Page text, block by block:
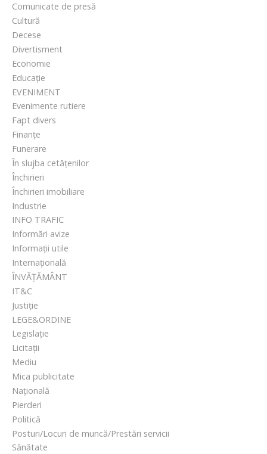
Comunicate de presă
Cultură
Decese
Divertisment
Economie
Educație
EVENIMENT
Evenimente rutiere
Fapt divers
Finanțe
Funerare
În slujba cetățenilor
Închirieri
Închirieri imobiliare
Industrie
INFO TRAFIC
Informări avize
Informații utile
Internațională
ÎNVĂȚĂMÂNT
IT&C
Justiție
LEGE&ORDINE
Legislație
Licitații
Mediu
Mica publicitate
Națională
Pierderi
Politică
Posturi/Locuri de muncă/Prestări servicii
Sănătate